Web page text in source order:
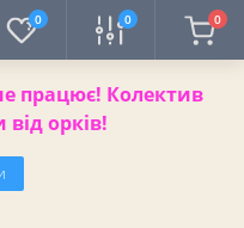
працює! Колектив
орків!
0 0 0